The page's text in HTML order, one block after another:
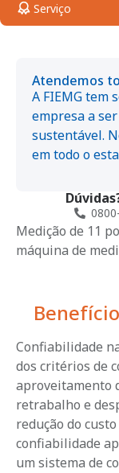
Serviço
Medição de 11
máquina de
Confiabilidade
dos critérios de
aproveitamento
retrabalho e
redução do
confiabilidade
um sistema de
Atendemos
A FIEMG tem
empresa a
sustentável.
em todo o